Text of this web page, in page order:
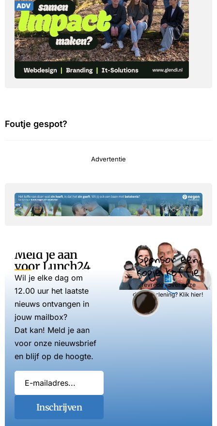
Foutje gespot?
Advertentie
Meld je aan
voor Lunch24
Wil je elke dag om
12.00 uur het laatste
nieuws ontvangen in
jouw mailbox?
Dat kan! Meld je aan
voor onze nieuwsbrief
en blijf op de hoogte.
Inschrijven
Sponsor een
kopje koffie
Tevreden over onze
dienstverlening? Klik hier!